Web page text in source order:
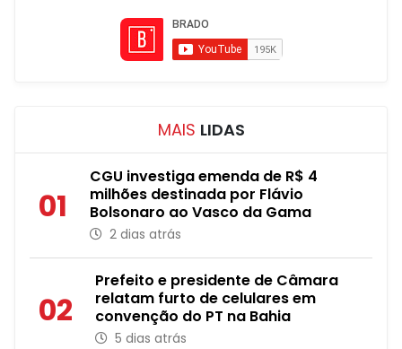
MAIS LIDAS
01
CGU investiga emenda de R$ 4
milhões destinada por Flávio
Bolsonaro ao Vasco da Gama
2 dias atrás
02
Prefeito e presidente de Câmara
relatam furto de celulares em
convenção do PT na Bahia
5 dias atrás